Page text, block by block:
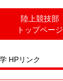
陸上競技部
トップページ
HPリンク